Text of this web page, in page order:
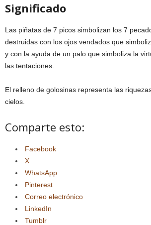
Significado
Las piñatas de 7 picos simbolizan los 7
destruidas con los ojos vendados que
y con la ayuda de un palo que simboliza la
las tentaciones.
El relleno de golosinas representa las
cielos.
Comparte esto:
Facebook
X
WhatsApp
Pinterest
Correo electrónico
LinkedIn
Tumblr